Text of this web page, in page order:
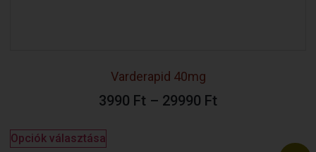
Varderapid 40mg
3990 Ft – 29990 Ft
Opciók választása